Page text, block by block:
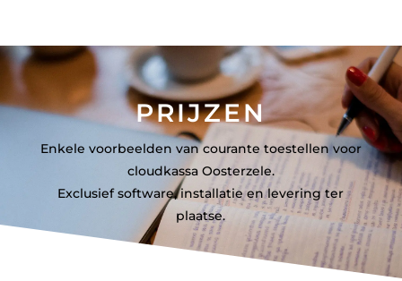
PRIJZEN
Enkele voorbeelden van courante toestellen voor
cloudkassa Oosterzele.
Exclusief software, installatie en levering ter
plaatse.